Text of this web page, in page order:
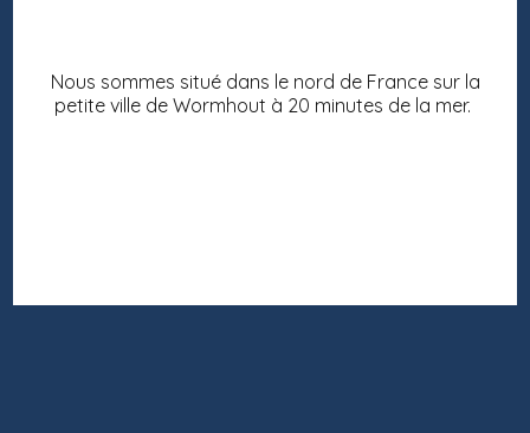
Nous sommes situé dans le nord de France sur la
petite ville de Wormhout à 20 minutes de la mer.